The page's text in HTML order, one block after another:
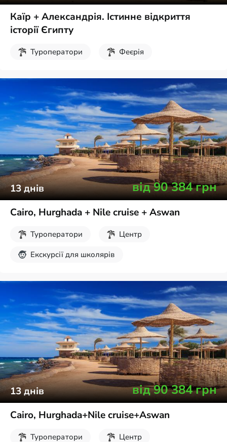
Каїр + Александрія. Істинне відкриття
історії Єгипту
Туроператори Феєрія
13днів від90 384грн
Cairo, Hurghada + Nile cruise + Aswan
Туроператори
Центр
Екскурсії для школярів
Враження на все життя
13днів від90 384грн
Cairo, Hurghada+Nile cruise+Aswan
Туроператори Центр